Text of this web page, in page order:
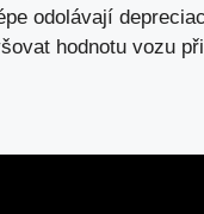
odolávají
hodnotu vozu